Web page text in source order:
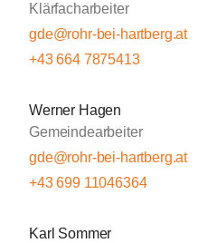
Klärfacharbeiter
gde@rohr-bei-hartberg.at
+43 664 7875413
Werner Hagen
Gemeindearbeiter
gde@rohr-bei-hartberg.at
+43 699 11046364
Karl Sommer